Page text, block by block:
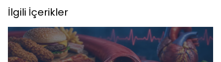
İlgili İçerikler